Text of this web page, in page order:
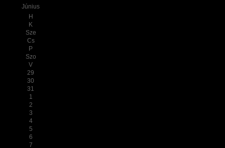
Június
H
K
Sze
Cs
P
Szo
V
29
30
31
1
2
3
4
5
6
7